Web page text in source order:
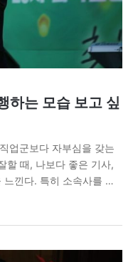
하는 모습 보고 싶
업군보다 자부심을 갖는
할 때, 나보다 좋은 기사,
낀다. 특히 소속사를 가
MBC 이용마 기자도 내